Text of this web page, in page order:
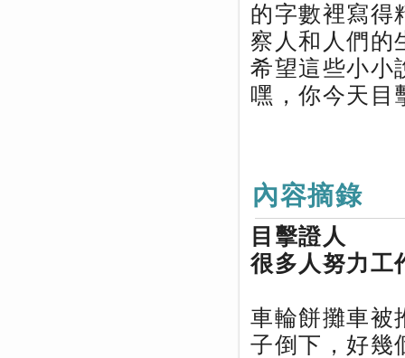
的字數裡寫得
察人和人們的
希望這些小小
嘿，你今天目
內容摘錄
目擊證人
很多人努力工
車輪餅攤車被
子倒下，好幾